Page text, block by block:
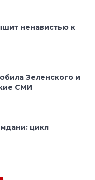
ненавистью к
Зеленского и
СМИ
цикл